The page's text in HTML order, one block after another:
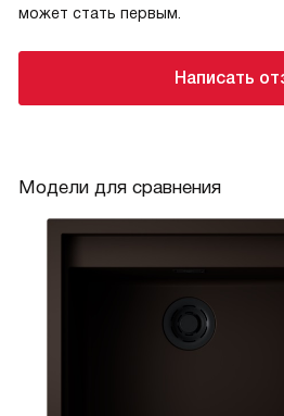
может стать первым.
Написать
Модели для сравнения